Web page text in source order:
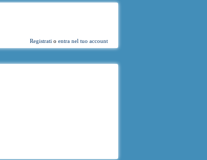
Registrati oentra nel tuo account